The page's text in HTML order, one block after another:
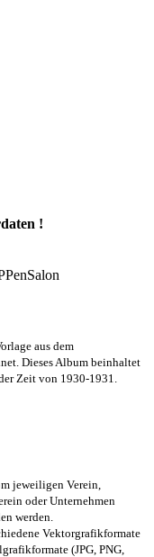
!
aus dem
Dieses Album beinhaltet
Zeit von 1930-1931.
jeweiligen Verein,
oder Unternehmen
werden.
Vektorgrafikformate
(JPG, PNG,